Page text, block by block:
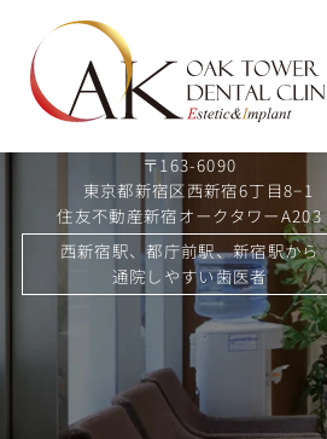
〒163-6090
東京都新宿区西新宿6丁目8−1
住友不動産新宿オークタワーA203
西新宿駅、都庁前駅、新宿駅から
通院しやすい歯医者